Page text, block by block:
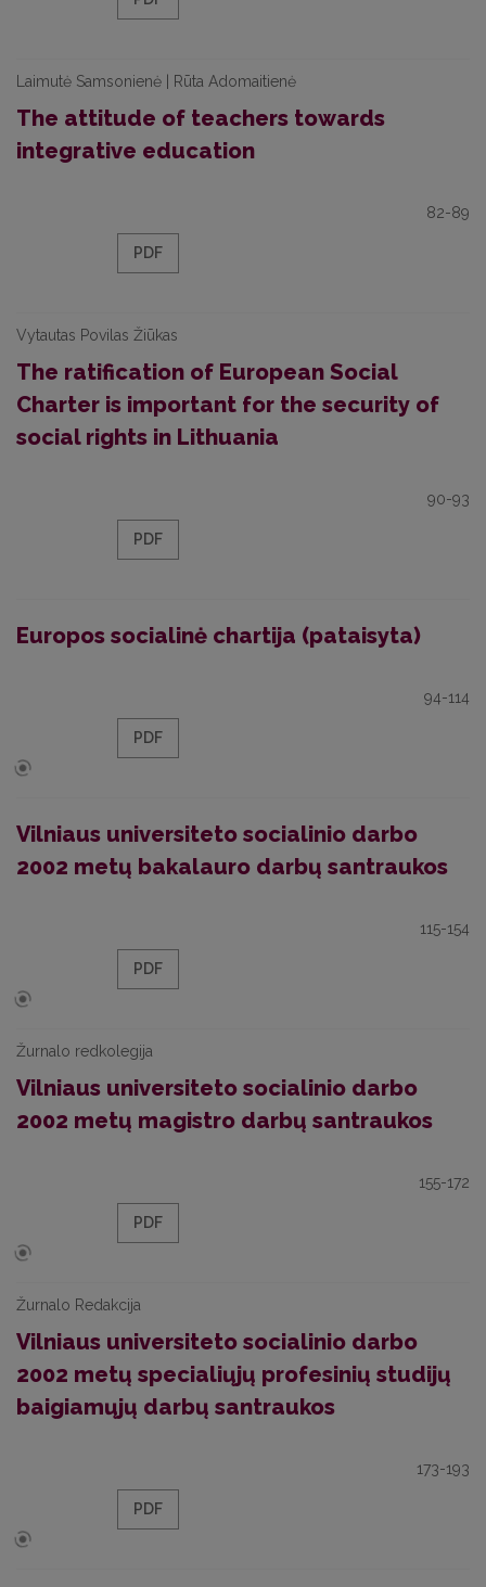
Laimutė Samsonienė | Rūta Adomaitienė
The attitude of teachers towards
integrative education
82-89
PDF
Vytautas Povilas Žiūkas
The ratification of European Social
Charter is important for the security of
social rights in Lithuania
90-93
PDF
Europos socialinė chartija (pataisyta)
94-114
PDF
Vilniaus universiteto socialinio darbo
2002 metų bakalauro darbų santraukos
115-154
PDF
Žurnalo redkolegija
Vilniaus universiteto socialinio darbo
2002 metų magistro darbų santraukos
155-172
PDF
Žurnalo Redakcija
Vilniaus universiteto socialinio darbo
2002 metų specialiųjų profesinių studijų
baigiamųjų darbų santraukos
173-193
PDF